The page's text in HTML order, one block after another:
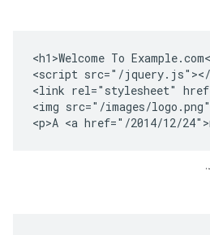
<h1>Welcome To
<script src="/
<link rel="stylesheet"
<img src="/images/
<p>A <a href="/2014/12/